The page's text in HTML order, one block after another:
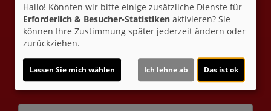
Craig Wayans Kamera:Terry Stacey;Musik: Haim
Mazar Schnitt: Jonathan Schwartz;Genre: Komödie,
Horror Land: USA 2026 Verleih: Sony/Paramount
Inhalte zum Teil von
© CINEPROG ...macht Lust auf Ihr Kino!
Hallo! Könnten wir bitte einige zusätzliche Dienste für
Erforderlich & Besucher-Statistiken aktivieren? Sie
können Ihre Zustimmung später jederzeit ändern oder
zurückziehen.
Lassen Sie mich wählen Ich lehne ab Das ist ok